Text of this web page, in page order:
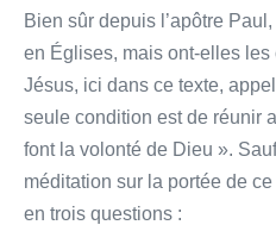
Bien sûr depuis l’apôtre
en Églises, mais ont-elles
Jésus, ici dans ce texte,
seule condition est de réunir
font la volonté de Dieu ».
méditation sur la portée de
en trois questions :